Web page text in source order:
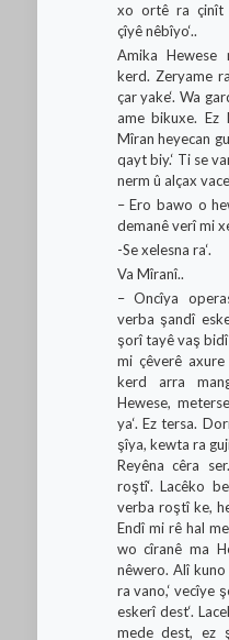
xo ortê ra çinît
çîyê nêbîyo‘..
Amika
kerd. Zeryame
çar yake‘. Wa
ame bikuxe. Ez
Mîran heyecan
qayt biy.‘ Ti se
nerm û alçax
– Ero bawo o
demanê verî mi
-Se xelesna ra‘.
Va Mîranî..
– Oncîya
verba şandî
şorî tayê vaş bidî
mi çêverê
kerd arra
Hewese,
ya‘. Ez tersa.
şîya, kewta ra
Reyêna cêra
roştî‘. Lacêko
verba roştî ke,
Endî mi rê hal
wo cîranê ma
nêwero. Alî kuno
ra vano,‘ vecîye
eskerî dest‘.
mede dest, ez